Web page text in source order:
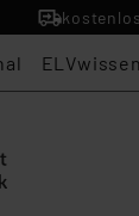
ELVwissen